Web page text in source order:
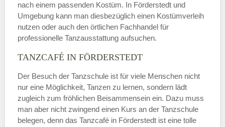
nach einem passenden Kostüm. In Förderstedt und
Umgebung kann man diesbezüglich einen Kostümverleih
nutzen oder auch den örtlichen Fachhandel für
professionelle Tanzausstattung aufsuchen.
TANZCAFÉ IN FÖRDERSTEDT
Der Besuch der Tanzschule ist für viele Menschen nicht
nur eine Möglichkeit, Tanzen zu lernen, sondern lädt
zugleich zum fröhlichen Beisammensein ein. Dazu muss
man aber nicht zwingend einen Kurs an der Tanzschule
belegen, denn das Tanzcafé in Förderstedt ist eine tolle